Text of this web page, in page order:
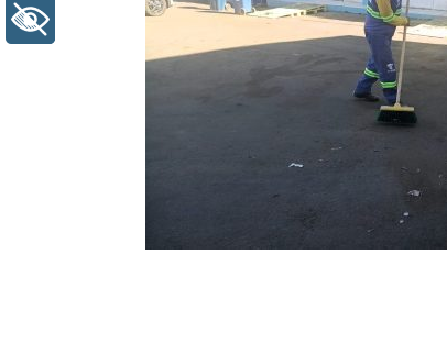
+ Acessibilidade